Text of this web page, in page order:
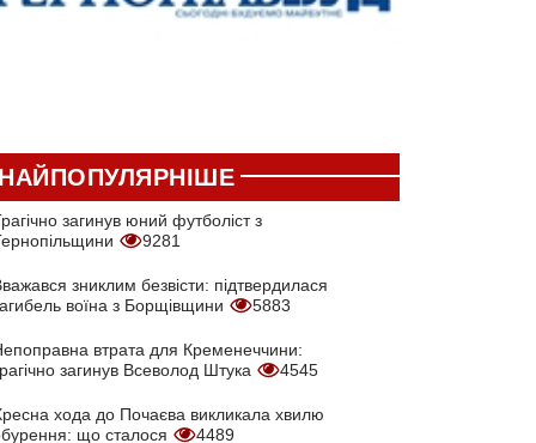
загинув юний футболіст з
9281
зниклим безвісти: підтвердилася
воїна з Борщівщини
5883
втрата для Кременеччини:
загинув Всеволод Штука
4545
хода до Почаєва викликала хвилю
що сталося
4489